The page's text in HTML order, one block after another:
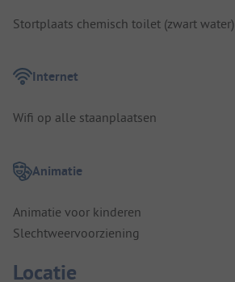
Stortplaats chemisch toilet (zwart water)
Internet
Wifi op alle staanplaatsen
Animatie
Animatie voor kinderen
Slechtweervoorziening
Locatie